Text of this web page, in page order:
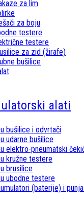
za lim
za boju
testere
testere
za zid (žirafe)
bušilice
alati
bušilice i odvrtači
udarne bušilice
elektro-pneumatski
kružne testere
brusilice
ubodne testere
(baterije) i